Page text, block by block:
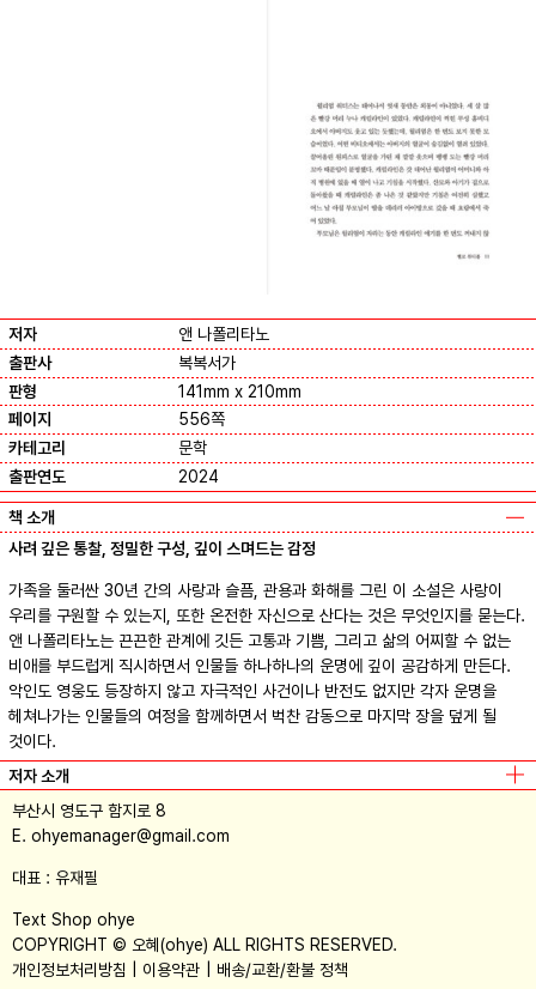
저자
앤 나폴리타노
출판사
복복서가
판형
141mm x 210mm
페이지
556쪽
카테고리
문학
출판연도
2024
책 소개
사려 깊은 통찰, 정밀한 구성, 깊이 스며드는 감정
가족을 둘러싼 30년 간의 사랑과 슬픔, 관용과 화해를 그린 이 소설은 사랑이
우리를 구원할 수 있는지, 또한 온전한 자신으로 산다는 것은 무엇인지를 묻는다.
앤 나폴리타노는 끈끈한 관계에 깃든 고통과 기쁨, 그리고 삶의 어찌할 수 없는
비애를 부드럽게 직시하면서 인물들 하나하나의 운명에 깊이 공감하게 만든다.
악인도 영웅도 등장하지 않고 자극적인 사건이나 반전도 없지만 각자 운명을
헤쳐나가는 인물들의 여정을 함께하면서 벅찬 감동으로 마지막 장을 덮게 될
것이다.
저자 소개
Text Shop ohye
COPYRIGHT © 오혜(ohye) ALL RIGHTS RESERVED.
개인정보처리방침
이용약관 배송/교환/환불 정책
부산시 영도구 함지로 8
E. ohyemanager@gmail.com
대표 : 유재필